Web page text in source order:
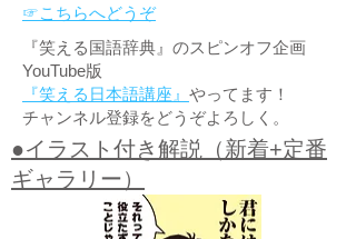
☞こちらへどうぞ
『笑える国語辞典』のスピンオフ企画
YouTube版
『笑える日本語講座』 やってます！
チャンネル登録をどうぞよろしく。
●イラスト付き解説（新着+定番
ギャラリー）